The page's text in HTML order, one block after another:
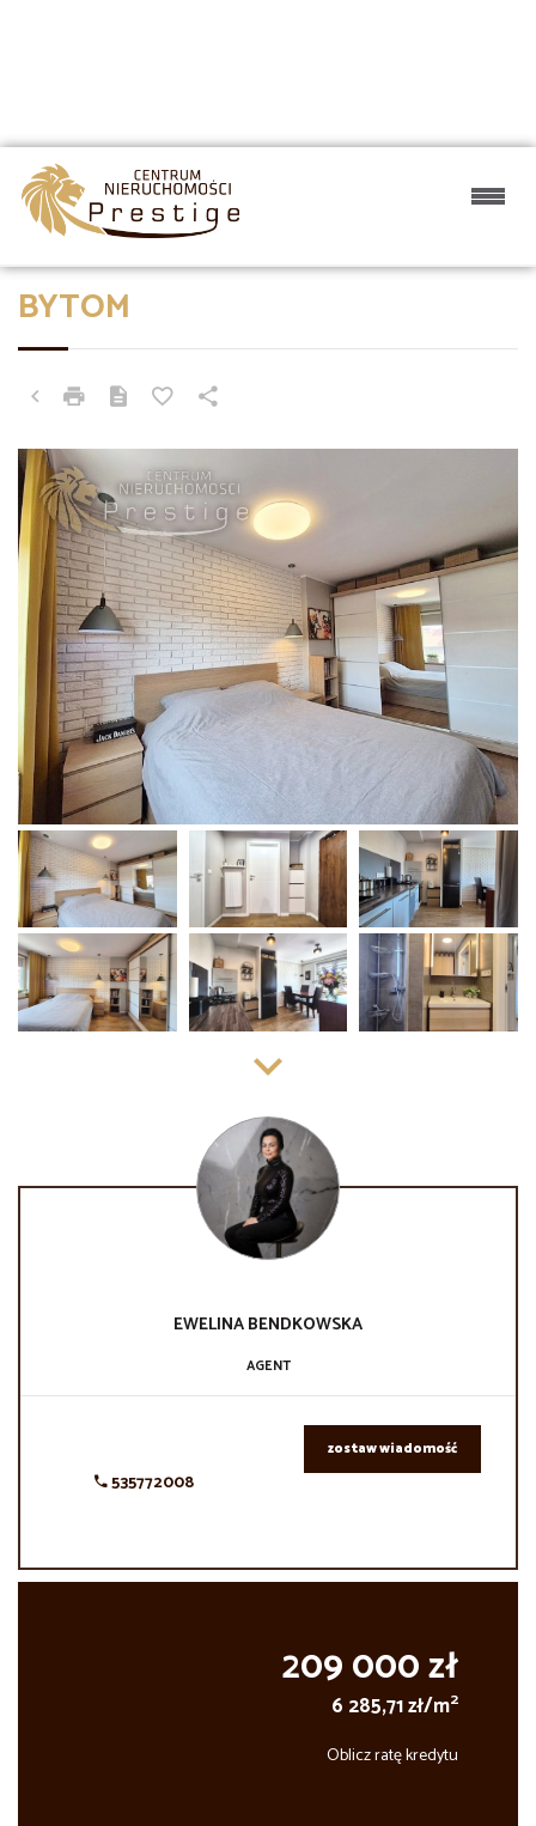
BYTOM
EWELINABENDKOWSKA
AGENT
535772008
zostaw wiadomość
209 000 zł
6 285,71 zł/m2
Oblicz ratę kredytu